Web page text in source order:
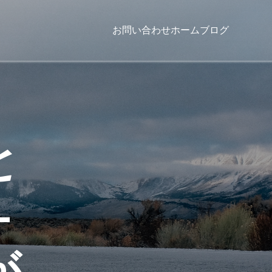
お問い合わせホームブログ